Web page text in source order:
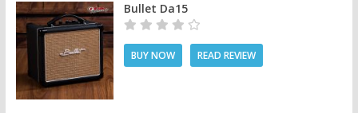
Bullet Da15
BUY NOW READ REVIEW